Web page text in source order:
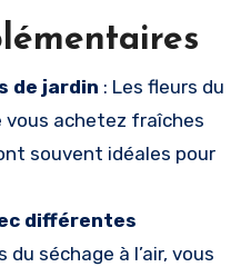
de jardin : Les fleurs du
vous achetez fraîches
souvent idéales pour
différentes
du séchage à l’air, vous